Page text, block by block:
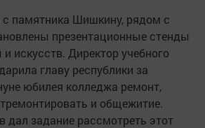
с памятника Шишкину, рядом с
презентационные стенды
искусств. Директор учебного
главу республики за
юбилея колледжа ремонт,
и общежитие.
дал задание рассмотреть этот